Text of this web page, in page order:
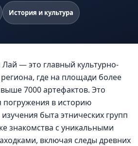
История и культура
— это главный культурно-
где на площади более
7000 артефактов. Это
погружения в историю
быта этнических групп
знакомства с уникальными
включая следы древних